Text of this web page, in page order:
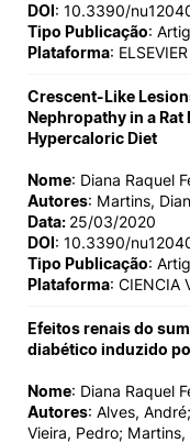
DOI: 10.3390/
Tipo Publicação:
Plataforma: ELSEVIER
Crescent-Like
Nephropathy in a
Hypercaloric Diet
Nome: Diana Raquel
Autores: Martins,
Data: 25/03/2020
DOI: 10.3390/
Tipo Publicação:
Plataforma: CIENCIA
Efeitos renais do
diabético induzido
Nome: Diana Raquel
Autores: Alves,
Vieira, Pedro; Martins,